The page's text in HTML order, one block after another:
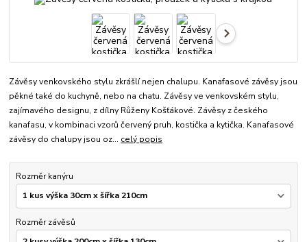
Závěsy venkovského stylu zkrášlí nejen chalupu. Kanafasové závěsy jsou
pěkné také do kuchyně, nebo na chatu. Závěsy ve venkovském stylu,
zajímavého designu, z dílny Růženy Košťákové. Závěsy z českého
kanafasu, v kombinaci vzorů červený pruh, kostička a kytička. Kanafasové
závěsy do chalupy jsou oz... celý popis
Rozměr kanýru
Rozměr závěsů